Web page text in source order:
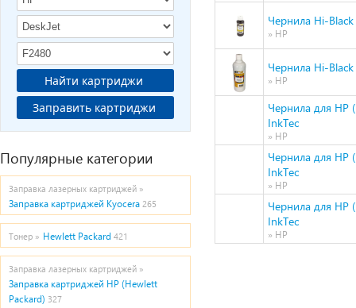
Найти картриджи
Заправить картриджи
Популярные категории
Заправка лазерных картриджей »
Заправка картриджей Kyocera 265
Тонер » Hewlett Packard 421
Заправка лазерных картриджей »
Заправка картриджей HP (Hewlett
Packard) 327
Чернила Hi-
» HP
Чернила Hi-
» HP
Чернила для HP
InkTec
» HP
Чернила для
InkTec
» HP
Чернила для HP
InkTec
» HP